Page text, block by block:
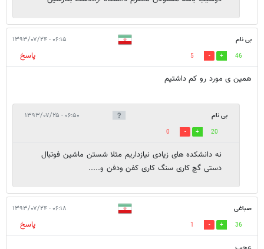
بی نام ۰۶:۱۵ - ۱۳۹۳/۰۷/۲۴
46
5
پاسخ
همین ی مورد رو کم داشتیم
بی نام ۰۶:۵۰ - ۱۳۹۳/۰۷/۲۵
20
0
نه دانشکده های زیادی نیازداریم مثلا شستن ماشین فوتبال
دستی گچ کاری سنگ کاری کفن ودفن و.....
صباغی ۰۶:۱۸ - ۱۳۹۳/۰۷/۲۴
36
1
پاسخ